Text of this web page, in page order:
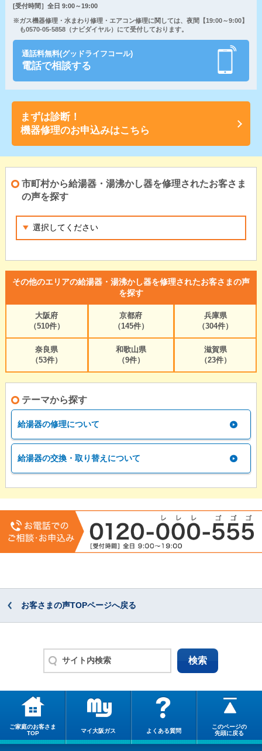
[受付時間］全日 9:00～19:00
※ガス機器修理・水まわり修理・エアコン修理に関しては、夜間【19:00～9:00】
も0570-05-5858（ナビダイヤル）にて受付しております。
通話料無料(グッドライフコール)
電話で相談する
まずは診断！
機器修理のお申込みはこちら
市町村から給湯器・湯沸かし器を修理されたお客さま
の声を探す
その他のエリアの給湯器・湯沸かし器を修理されたお客さまの声
を探す
大阪府
（510件）
京都府
（145件）
兵庫県
（304件）
奈良県
（53件）
和歌山県
（9件）
滋賀県
（23件）
テーマから探す
給湯器の修理について
給湯器の交換・取り替えについて
お客さまの声TOPページへ戻る
ご家庭のお客さま
TOP
マイ大阪ガス よくある質問
このページの
先頭に戻る